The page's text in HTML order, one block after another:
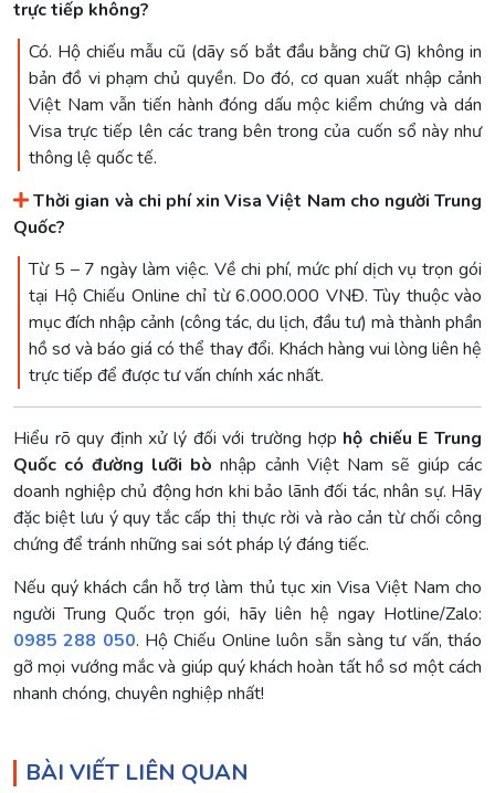
trực tiếp không?
Có. Hộ chiếu mẫu cũ (dãy số bắt đầu bằng chữ G) không in
bản đồ vi phạm chủ quyền. Do đó, cơ quan xuất nhập cảnh
Việt Nam vẫn tiến hành đóng dấu mộc kiểm chứng và dán
Visa trực tiếp lên các trang bên trong của cuốn sổ này như
thông lệ quốc tế.
Thời gian và chi phí xin Visa Việt Nam cho người Trung
Quốc?
Từ 5 – 7 ngày làm việc. Về chi phí, mức phí dịch vụ trọn gói
tại Hộ Chiếu Online chỉ từ 6.000.000 VNĐ. Tùy thuộc vào
mục đích nhập cảnh (công tác, du lịch, đầu tư) mà thành phần
hồ sơ và báo giá có thể thay đổi. Khách hàng vui lòng liên hệ
trực tiếp để được tư vấn chính xác nhất.
Hiểu rõ quy định xử lý đối với trường hợp hộ chiếu E Trung
Quốc có đường lưỡi bò nhập cảnh Việt Nam sẽ giúp các
doanh nghiệp chủ động hơn khi bảo lãnh đối tác, nhân sự. Hãy
đặc biệt lưu ý quy tắc cấp thị thực rời và rào cản từ chối công
chứng để tránh những sai sót pháp lý đáng tiếc.
Nếu quý khách cần hỗ trợ làm thủ tục xin Visa Việt Nam cho
người Trung Quốc trọn gói, hãy liên hệ ngay Hotline/Zalo:
0985 288 050. Hộ Chiếu Online luôn sẵn sàng tư vấn, tháo
gỡ mọi vướng mắc và giúp quý khách hoàn tất hồ sơ một cách
nhanh chóng, chuyên nghiệp nhất!
BÀI VIẾT LIÊN QUAN